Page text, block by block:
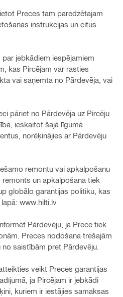
Preces tam paredzētajam
instrukcijas un citus
jebkādiem iespējamiem
kas Pircējam var rasties
vai saņemta no Pārdevēja, vai
pāriet no Pārdevēja uz Pircēju
ieskaitot šajā līgumā
norēķinājies ar Pārdevēju
remontu vai apkalpošanu
un apkalpošana tiek
globālo garantijas politiku, kas
www.hilti.lv
Pārdevēju, ja Prece tiek
Preces nodošana trešajām
saistībām pret Pārdevēju.
veikt Preces garantijas
ja Pircējam ir jebkādi
kuriem ir iestājies samaksas